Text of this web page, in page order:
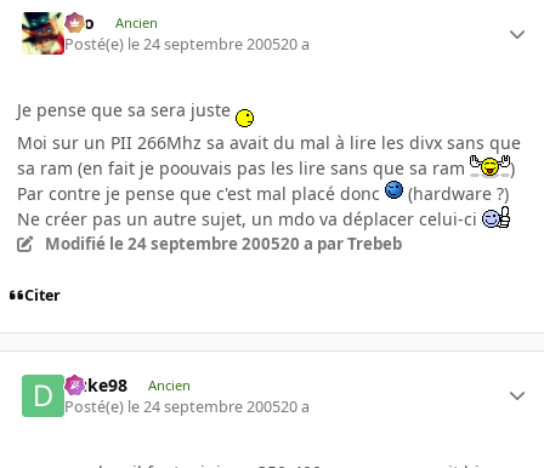
eYo Ancien
Posté(e) le 24 septembre 200520 a
Je pense que sa sera juste
Moi sur un PII 266Mhz sa avait du mal à lire les divx sans que
sa ram (en fait je poouvais pas les lire sans que sa ram
)
Par contre je pense que c'est mal placé donc
(hardware ?)
Ne créer pas un autre sujet, un mdo va déplacer celui-ci
Modifié le 24 septembre 200520 a par Trebeb
Citer
Duke98 Ancien
Posté(e) le 24 septembre 200520 a